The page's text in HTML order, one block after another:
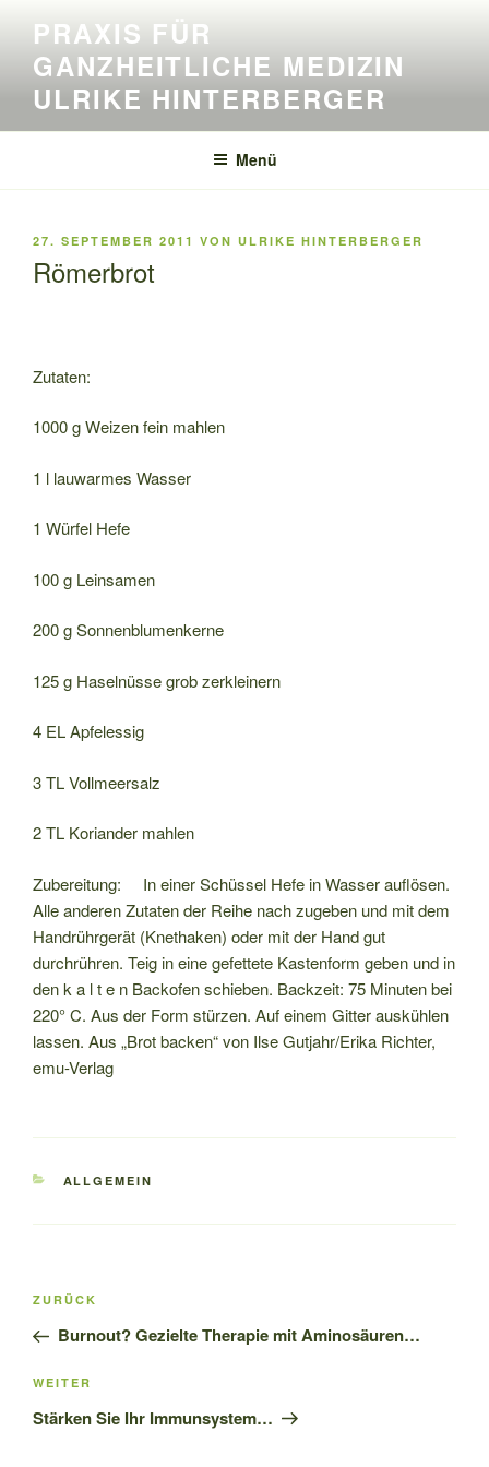
springen
PRAXIS FÜR
GANZHEITLICHE MEDIZIN
ULRIKE HINTERBERGER
Menü
VERÖFFENTLICHT
27. SEPTEMBER 2011 VON ULRIKE HINTERBERGER
Römerbrot
Zutaten:
1000 g Weizen fein mahlen
1 l lauwarmes Wasser
1 Würfel Hefe
100 g Leinsamen
200 g Sonnenblumenkerne
125 g Haselnüsse grob zerkleinern
4 EL Apfelessig
3 TL Vollmeersalz
2 TL Koriander mahlen
Zubereitung: In einer Schüssel Hefe in Wasser auflösen.
Alle anderen Zutaten der Reihe nach zugeben und mit dem
Handrührgerät (Knethaken) oder mit der Hand gut
durchrühren. Teig in eine gefettete Kastenform geben und in
den k a l t e n Backofen schieben. Backzeit: 75 Minuten bei
220° C. Aus der Form stürzen. Auf einem Gitter auskühlen
lassen. Aus „Brot backen“ von Ilse Gutjahr/Erika Richter,
emu-Verlag
KATEGORIEN
ALLGEMEIN
Beitrags-
Vorheriger
Beitrag
ZURÜCK
Burnout? Gezielte Therapie mit Aminosäuren…
Nächster
Beitrag
WEITER
Stärken Sie Ihr Immunsystem…